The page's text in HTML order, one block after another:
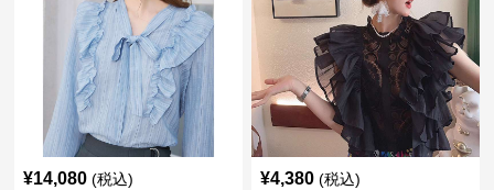
¥14,080 (税込) ¥4,380 (税込)